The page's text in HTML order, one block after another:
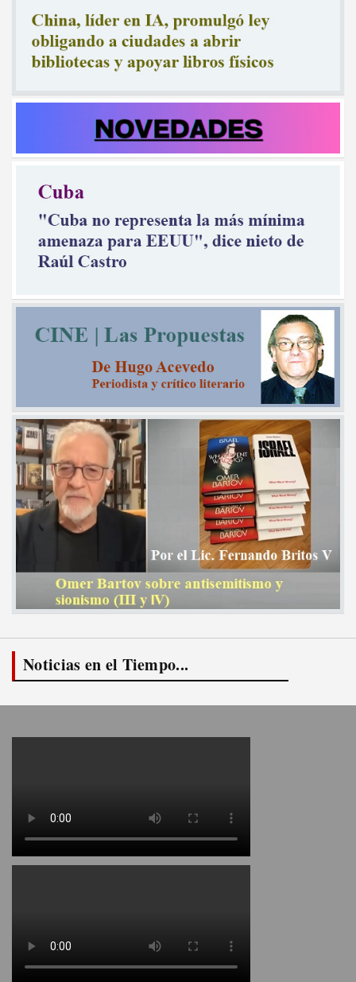
Noticias en el Tiempo...